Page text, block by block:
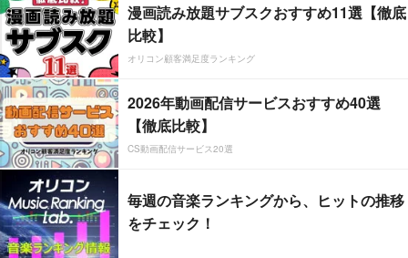
漫画読み放題サブスクおすすめ11選【徹底
比較】
オリコン顧客満足度ランキング
2026年動画配信サービスおすすめ40選
【徹底比較】
CS動画配信サービス20選
毎週の音楽ランキングから、ヒットの推移
をチェック！